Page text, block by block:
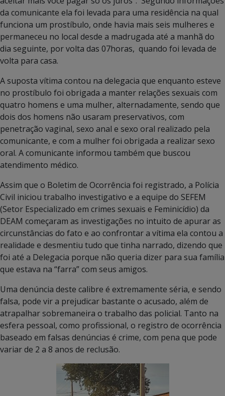
da comunicante ela foi levada para uma residência na qual
funciona um prostíbulo, onde havia mais seis mulheres e
permaneceu no local desde a madrugada até a manhã do
dia seguinte, por volta das 07horas, quando foi levada de
volta para casa.
A suposta vítima contou na delegacia que enquanto esteve
no prostíbulo foi obrigada a manter relações sexuais com
quatro homens e uma mulher, alternadamente, sendo que
dois dos homens não usaram preservativos, com
penetração vaginal, sexo anal e sexo oral realizado pela
comunicante, e com a mulher foi obrigada a realizar sexo
oral. A comunicante informou também que buscou
atendimento médico.
Assim que o Boletim de Ocorrência foi registrado, a Polícia
Civil iniciou trabalho investigativo e a equipe do SEFEM
(Setor Especializado em crimes sexuais e Feminicídio) da
DEAM começaram as investigações no intuito de apurar as
circunstâncias do fato e ao confrontar a vítima ela contou a
realidade e desmentiu tudo que tinha narrado, dizendo que
foi até a Delegacia porque não queria dizer para sua família
que estava na “farra” com seus amigos.
Uma denúncia deste calibre é extremamente séria, e sendo
falsa, pode vir a prejudicar bastante o acusado, além de
atrapalhar sobremaneira o trabalho das policial. Tanto na
esfera pessoal, como profissional, o registro de ocorrência
baseado em falsas denúncias é crime, com pena que pode
variar de 2 a 8 anos de reclusão.